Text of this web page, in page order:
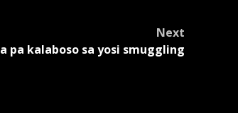
Next
pa kalaboso sa yosi smuggling